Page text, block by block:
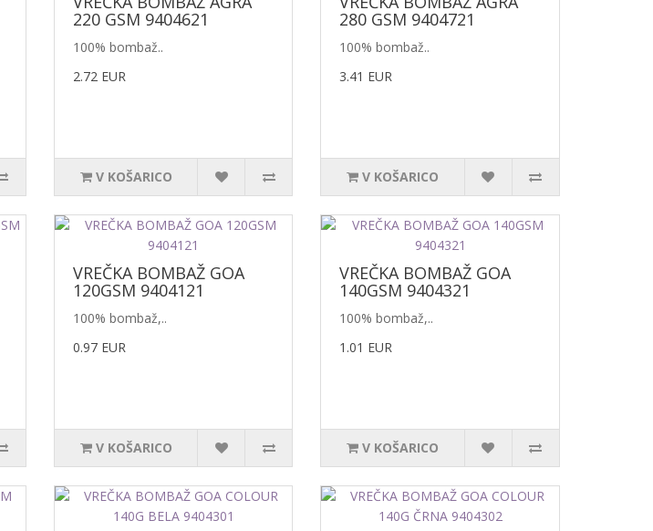
220 GSM 9404621
100% bombaž..
2.72 EUR
V KOŠARICO
280 GSM 9404721
100% bombaž..
3.41 EUR
V KOŠARICO
VREČKA BOMBAŽ GOA
120GSM 9404121
100% bombaž,..
0.97 EUR
V KOŠARICO
VREČKA BOMBAŽ GOA
140GSM 9404321
100% bombaž,..
1.01 EUR
V KOŠARICO